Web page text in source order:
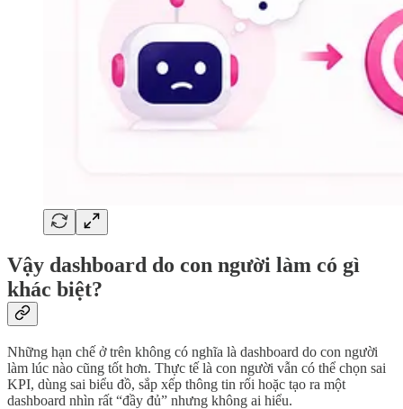
Vậy dashboard do con người làm có gì
khác biệt?
Những hạn chế ở trên không có nghĩa là dashboard do con người
làm lúc nào cũng tốt hơn. Thực tế là con người vẫn có thể chọn sai
KPI, dùng sai biểu đồ, sắp xếp thông tin rối hoặc tạo ra một
dashboard nhìn rất “đầy đủ” nhưng không ai hiểu.